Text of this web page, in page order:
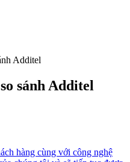
Additel
sánh Additel
hàng cùng với công nghệ